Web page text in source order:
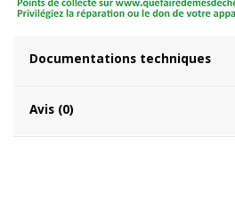
Documentations techniques
Avis (0)